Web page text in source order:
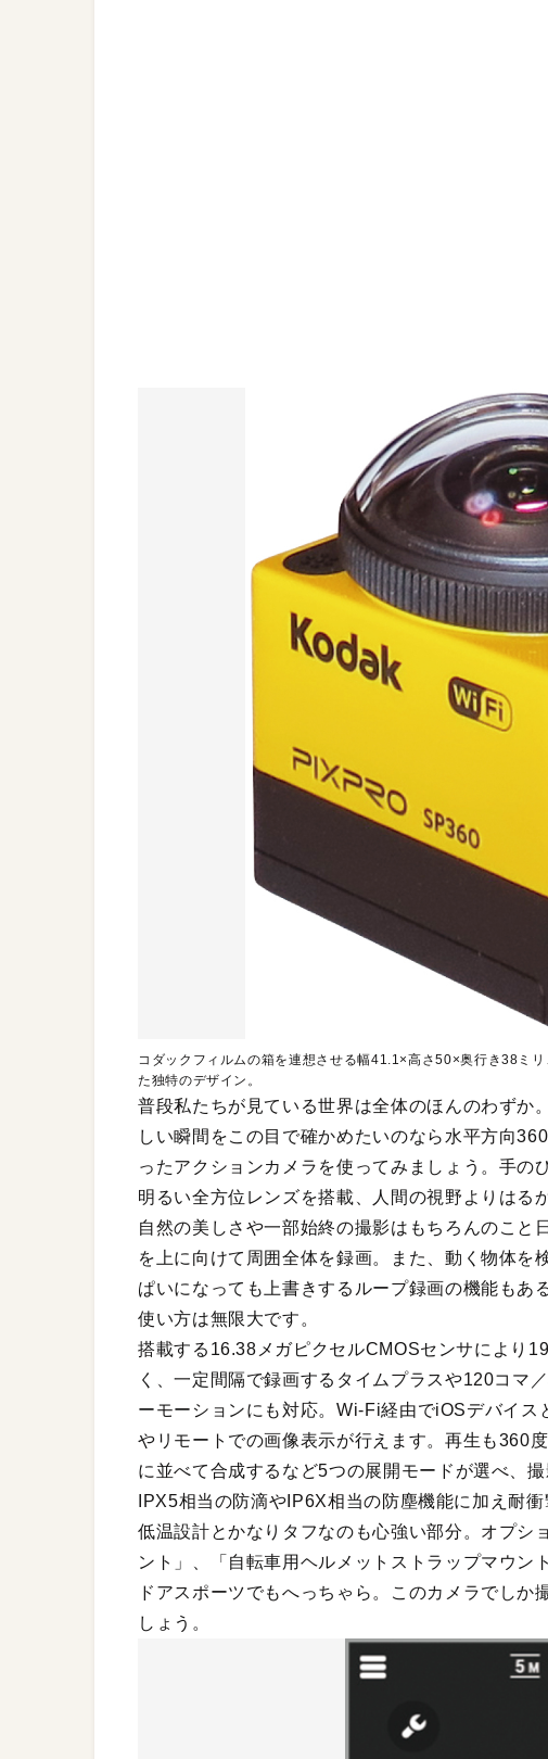
コダックフィルムの箱を連想させる幅41.1×高さ50×奥行き38ミ
た独特のデザイン。
普段私たちが見ている世界は全体のほんのわずか
しい瞬間をこの目で確かめたいのなら水平方向
ったアクションカメラを使ってみましょう。手
明るい全方位レンズを搭載、人間の視野よりはる
自然の美しさや一部始終の撮影はもちろんのこと
を上に向けて周囲全体を録画。また、動く物体を
ぱいになっても上書きするループ録画の機能もあ
使い方は無限大です。
搭載する16.38メガピクセルCMOSセンサにより
く、一定間隔で録画するタイムプラスや120コマ
ーモーションにも対応。Wi-Fi経由でiOSデバイ
やリモートでの画像表示が行えます。再生も360
に並べて合成するなど5つの展開モードが選べ、
IPX5相当の防滴やIP6X相当の防塵機能に加え耐
低温設計とかなりタフなのも心強い部分。オプシ
ント」、「自転車用ヘルメットストラップマウン
ドアスポーツでもへっちゃら。このカメラでしか
しょう。